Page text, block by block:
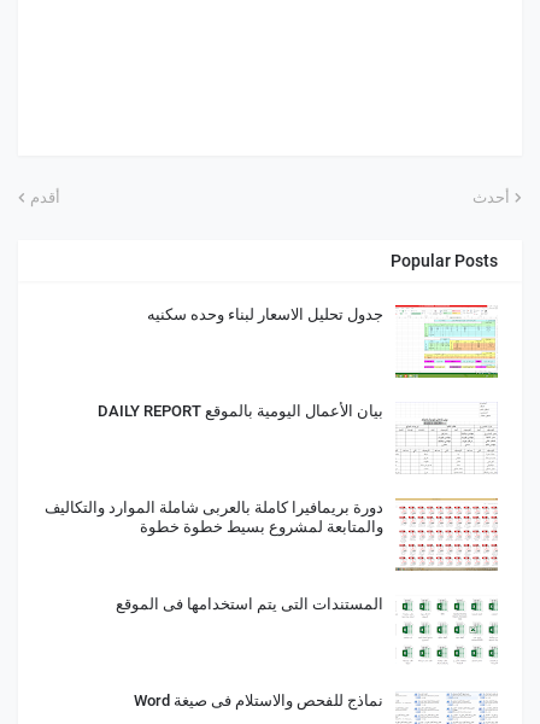
أحدث أقدم
Popular Posts
جدول تحليل الاسعار لبناء وحده سكنيه
بيان الأعمال اليومية بالموقع DAILY REPORT
دورة بريمافيرا كاملة بالعربى شاملة الموارد والتكاليف
والمتابعة لمشروع بسيط خطوة خطوة
المستندات التى يتم استخدامها فى الموقع
نماذج للفحص والاستلام فى صيغة Word